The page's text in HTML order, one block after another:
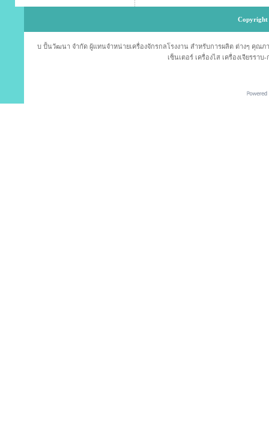
Copyright
บ ปั้นวัฒนา จำกัด ผู้แทนจำหน่ายเครื่องจักรกลโรงงาน สำหรับการผลิต ต่างๆ คุณภ
เซ็นเตอร์ เครื่องไส เครื่องเจียรรา